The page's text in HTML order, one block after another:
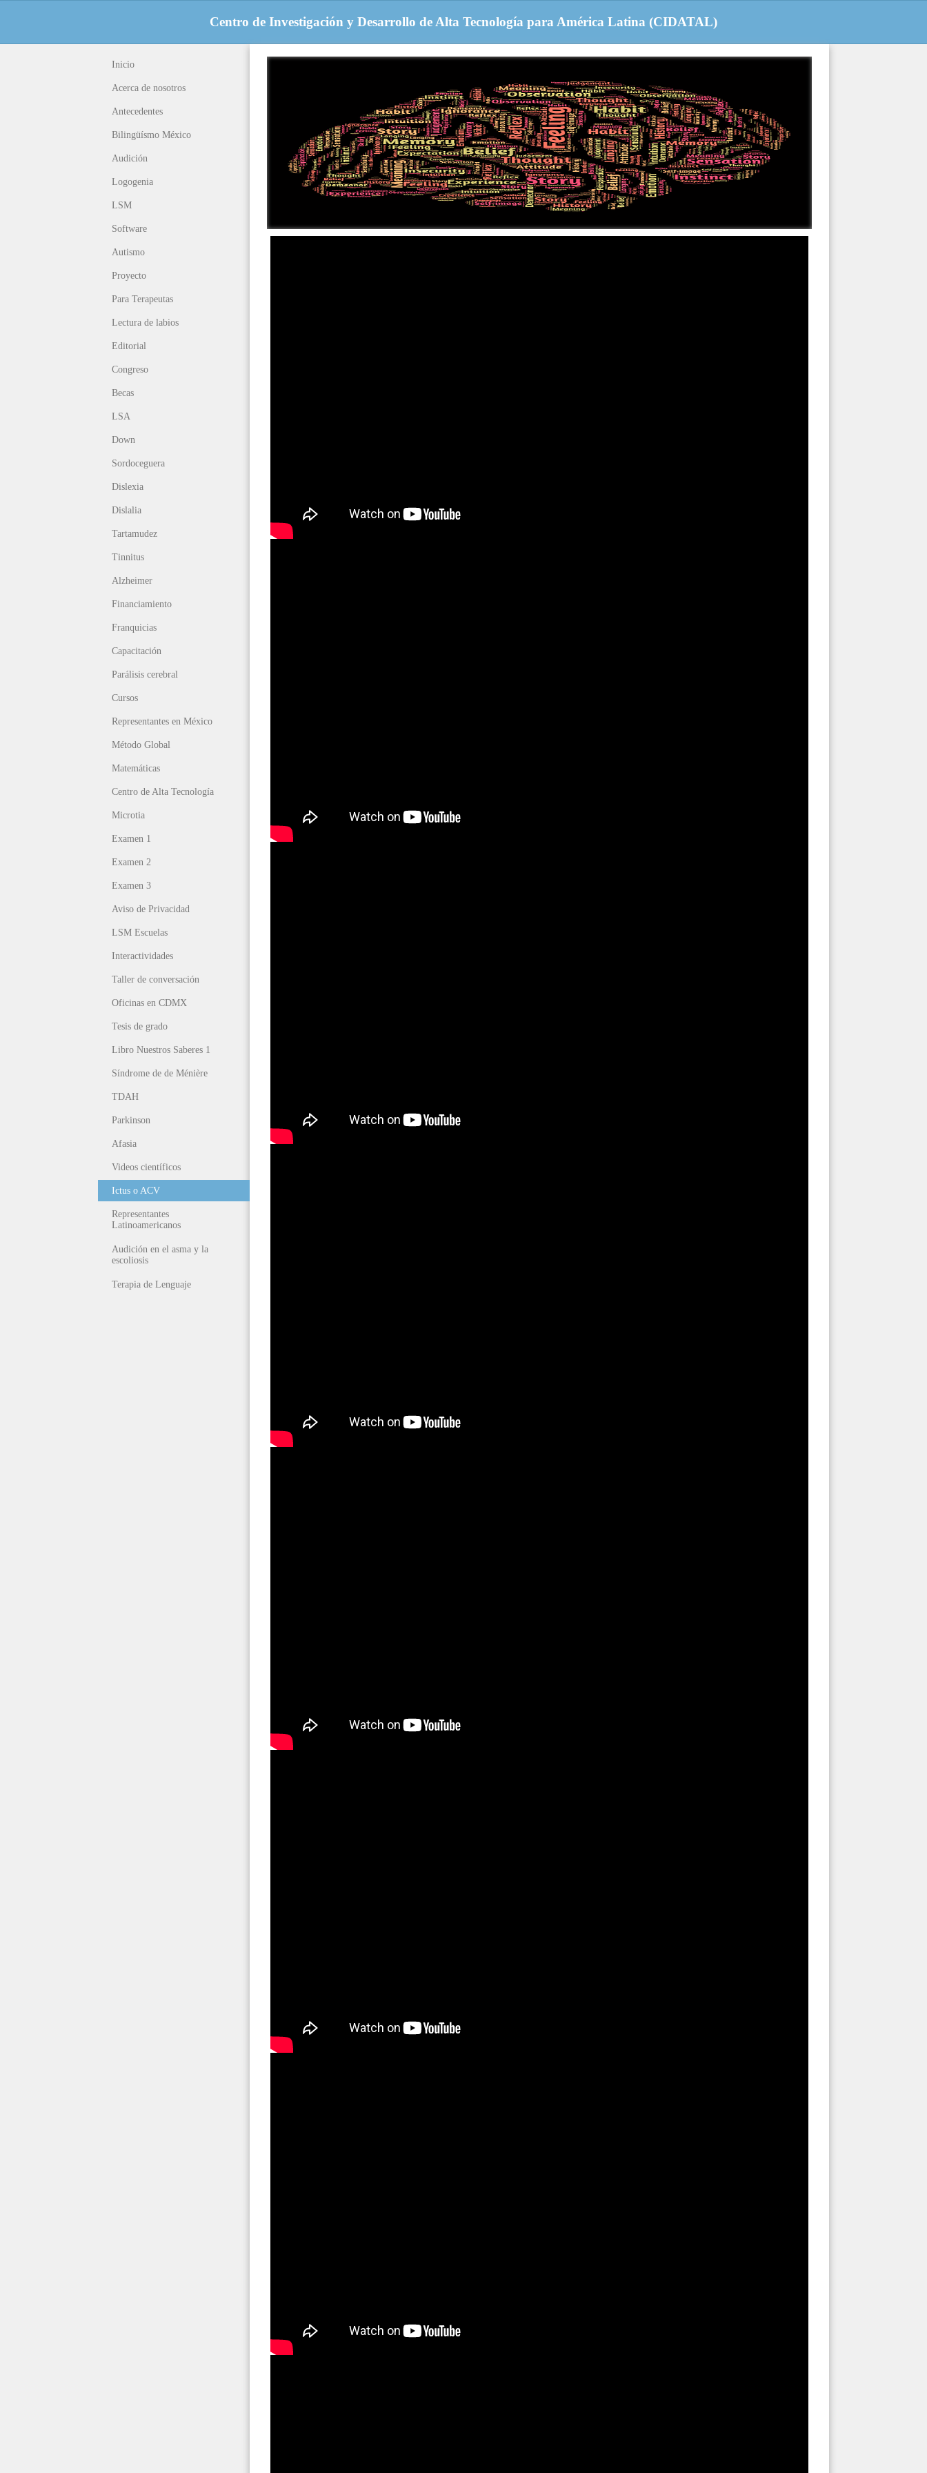
Centro de Investigación y Desarrollo de Alta Tecnología para América Latina (CIDATAL)
Inicio
Acerca de nosotros
Antecedentes
Bilingüísmo México
Audición
Logogenia
LSM
Software
Autismo
Proyecto
Para Terapeutas
Lectura de labios
Editorial
Congreso
Becas
LSA
Down
Sordoceguera
Dislexia
Dislalia
Tartamudez
Tinnitus
Alzheimer
Financiamiento
Franquicias
Capacitación
Parálisis cerebral
Cursos
Representantes en México
Método Global
Matemáticas
Centro de Alta Tecnología
Microtia
Examen 1
Examen 2
Examen 3
Aviso de Privacidad
LSM Escuelas
Interactividades
Taller de conversación
Oficinas en CDMX
Tesis de grado
Libro Nuestros Saberes 1
Síndrome de de Ménière
TDAH
Parkinson
Afasia
Videos científicos
Ictus o ACV
Representantes
Latinoamericanos
Audición en el asma y la
escoliosis
Terapia de Lenguaje